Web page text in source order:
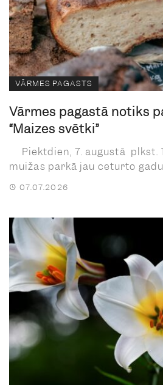
VĀRMES PAGASTS
Vārmes pagastā notiks
“Maizes svētki”
Piektdien, 7. augustā plkst.
muižas parkā jau ceturto
07.07.2026